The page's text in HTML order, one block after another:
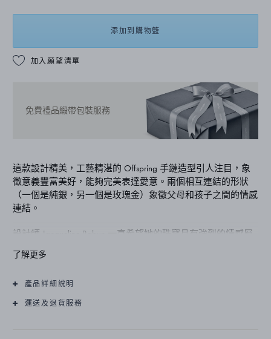
添加到購物籃
加入願望清單
免費禮品緞帶包裝服務
這款設計精美，工藝精湛的 Offspring 手鏈造型引人注目，象
徵意義豐富美好，能夠完美表達愛意。兩個相互連結的形狀
（一個是純銀，另一個是玫瑰金）象徵父母和孩子之間的情感
連結。
設計師 Jacqueline Rabun 一直希望她的珠寶具有強烈的情感層
的 Offspring 系列。相互連結的有機自然造型外觀精美，打動
該手鏈由純銀製成，並附有 18K 玫瑰金元素。可使用調節環
了解更多
產品詳細說明
運送及退貨服務